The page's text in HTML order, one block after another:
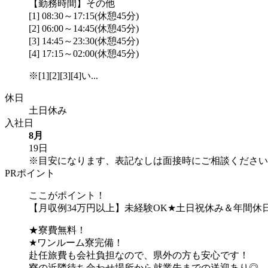
【勤務時間】その他
[1] 08:30～17:15(休憩45分)
[2] 06:00～14:45(休憩45分)
[3] 14:45～23:30(休憩45分)
[4] 17:15～02:00(休憩45分)
※[1][2][3][4]い...
休日
土日休み
入社日
8月
19日
※目安になります、表記なしは面接時にご相談ください
PRポイント
ここがポイント！
【月収例34万円以上】未経験OK★土日祝休み＆年間休
★寮費無料！
★ワンルーム寮完備！
赴任旅費も会社負担なので、県外の方も安心です！